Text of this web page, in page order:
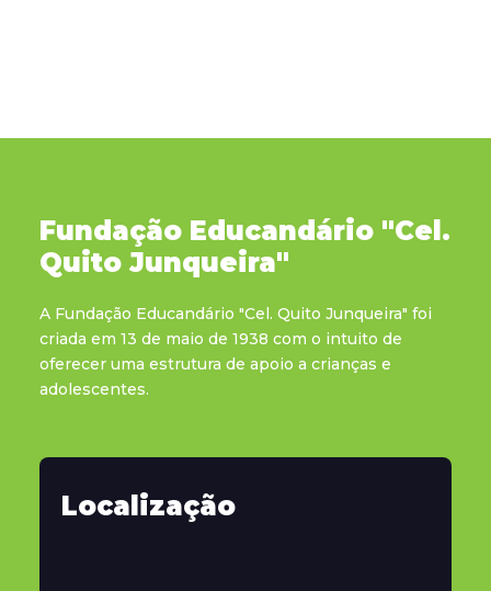
Fundação Educandário "Cel.
Quito Junqueira"
A Fundação Educandário "Cel. Quito Junqueira" foi
criada em 13 de maio de 1938 com o intuito de
oferecer uma estrutura de apoio a crianças e
adolescentes.
Localização